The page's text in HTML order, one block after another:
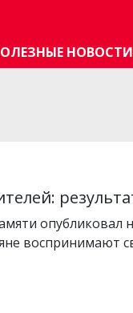
НОВОСТИ
опубликовал
воспринимают